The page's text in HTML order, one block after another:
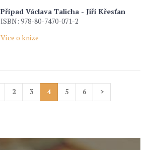
Případ Václava Talicha - Jiří Křesťan
ISBN: 978-80-7470-071-2
Více o knize
2 3 4 5 6 >